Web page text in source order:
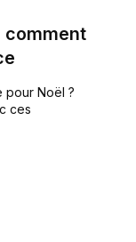
comment
pour Noël ?
ces